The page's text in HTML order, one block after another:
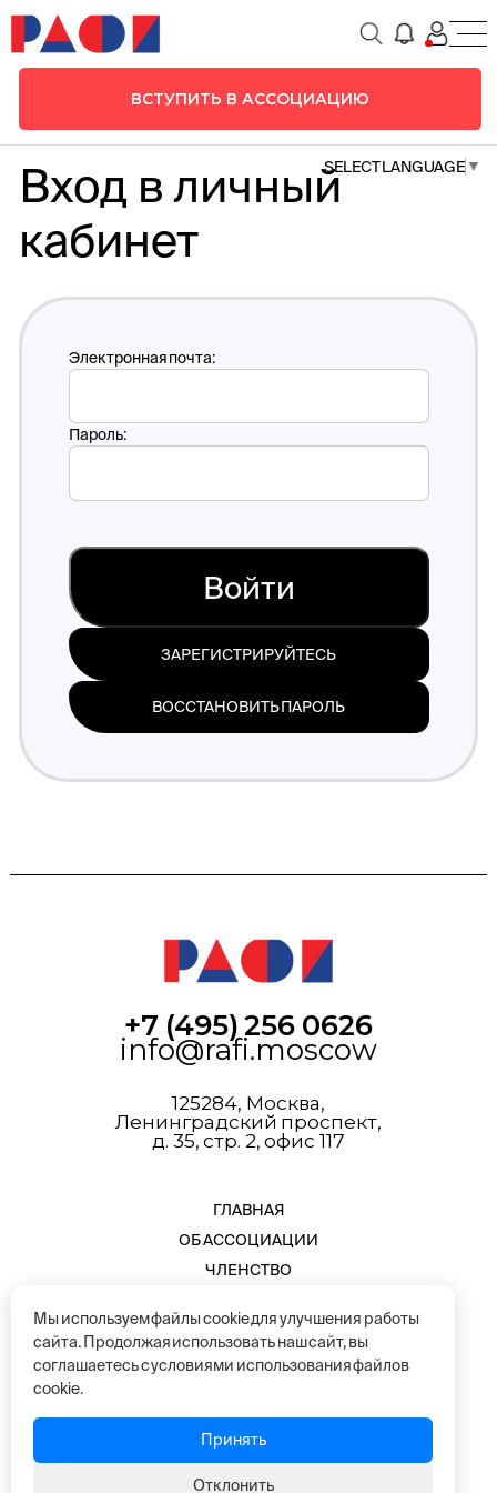
SELECT LANGUAGE ▼
ВСТУПИТЬ В АССОЦИАЦИЮ
Вход в личный
кабинет
Электронная почта:
Пароль:
Войти
ЗАРЕГИСТРИРУЙТЕСЬ
ВОССТАНОВИТЬ ПАРОЛЬ
Мы используем файлы cookie для улучшения работы
сайта. Продолжая использовать наш сайт, вы
соглашаетесь с условиями использования файлов
cookie.
Принять
Отклонить
+7 (495) 256 0626
info@rafi.moscow
125284, Москва,
Ленинградский проспект,
д. 35, стр. 2, офис 117
ГЛАВНАЯ
ОБ АССОЦИАЦИИ
ЧЛЕНСТВО
НАША КОМАНДА
Главная страница - RAFI | Русская ассоциация участников fashion-